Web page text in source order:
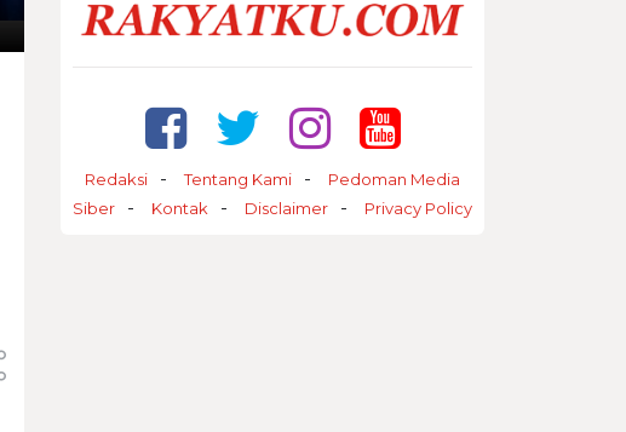
Redaksi Tentang Kami
Pedoman Media
Siber
Kontak Disclaimer Privacy Policy